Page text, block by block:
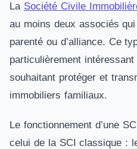
La Société Civile
au moins deux associés
parenté ou d’alliance. Ce
particulièrement
souhaitant protéger et
immobiliers familiaux.
Le fonctionnement d’une
celui de la SCI classique :